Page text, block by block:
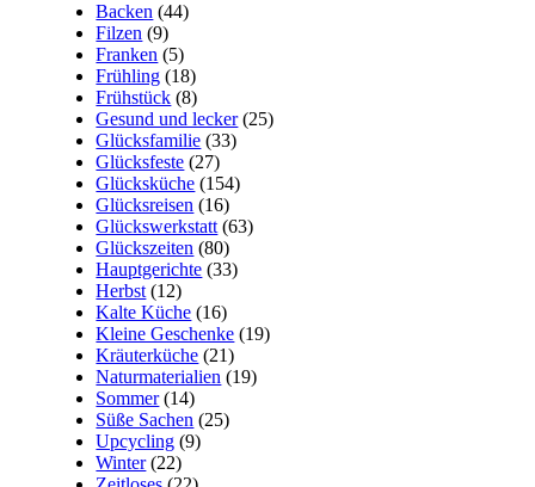
Backen (44)
Filzen (9)
Franken (5)
Frühling (18)
Frühstück (8)
Gesund und lecker(25)
Glücksfamilie (33)
Glücksfeste (27)
Glücksküche (154)
Glücksreisen (16)
Glückswerkstatt (63)
Glückszeiten (80)
Hauptgerichte (33)
Herbst (12)
Kalte Küche (16)
Kleine Geschenke (19)
Kräuterküche (21)
Naturmaterialien (19)
Sommer(14)
Süße Sachen (25)
Upcycling (9)
Winter(22)